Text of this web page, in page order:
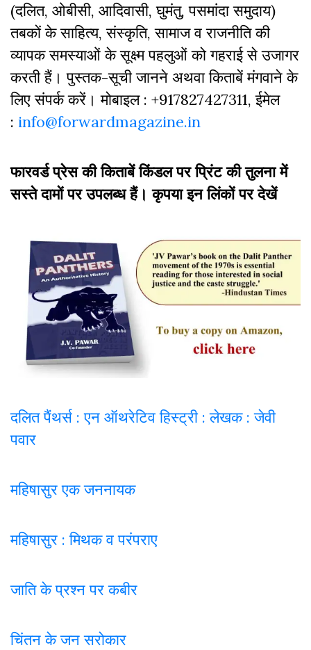
(दलित, ओबीसी, आदिवासी, घुमंतु, पसमांदा समुदाय)
तबकों के साहित्‍य, संस्कृति, सामाज व राजनीति की
व्‍यापक समस्‍याओं के सूक्ष्म पहलुओं को गहराई से उजागर
करती हैं। पुस्तक-सूची जानने अथवा किताबें मंगवाने के
लिए संपर्क करें। मोबाइल : +917827427311, ईमेल
: info@forwardmagazine.in
फारवर्ड प्रेस की किताबें किंडल पर प्रिंट की तुलना में
सस्ते दामों पर उपलब्ध हैं। कृपया इन लिंकों पर देखें
दलित पैंथर्स : एन ऑथरेटिव हिस्ट्री : लेखक : जेवी
पवार
महिषासुर एक जननायक
महिषासुर : मिथक व परंपराए
जाति के प्रश्न पर कबीर
चिंतन के जन सरोकार